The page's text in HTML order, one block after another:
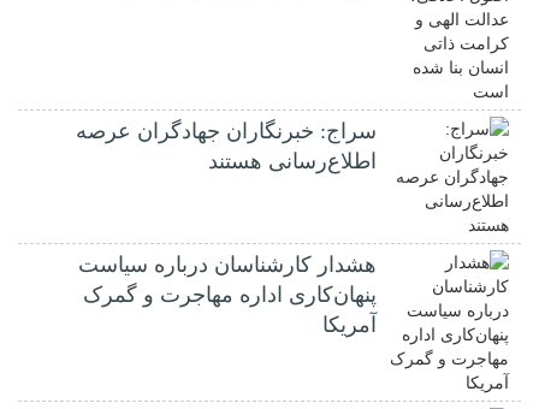
سراج: خبرنگاران جهادگران عرصه
اطلاع‌رسانی هستند
هشدار کارشناسان درباره سیاست
پنهان‌کاری اداره مهاجرت و گمرک
آمریکا